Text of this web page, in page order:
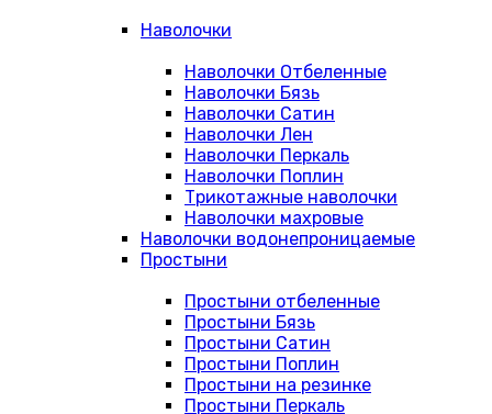
Наволочки
Наволочки Отбеленные
Наволочки Бязь
Наволочки Сатин
Наволочки Лен
Наволочки Перкаль
Наволочки Поплин
Трикотажные наволочки
Наволочки махровые
Наволочки водонепроницаемые
Простыни
Простыни отбеленные
Простыни Бязь
Простыни Сатин
Простыни Поплин
Простыни на резинке
Простыни Перкаль